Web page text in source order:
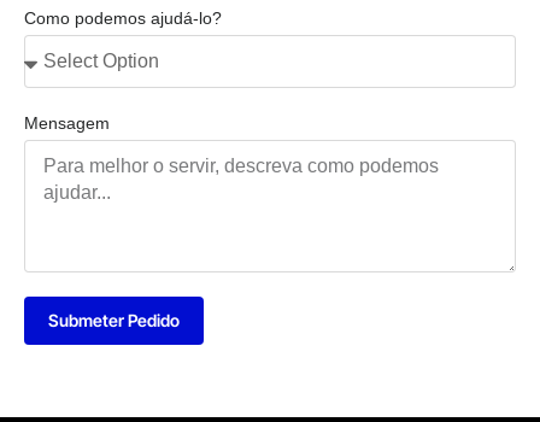
Como podemos ajudá-lo?
Mensagem
Submeter Pedido